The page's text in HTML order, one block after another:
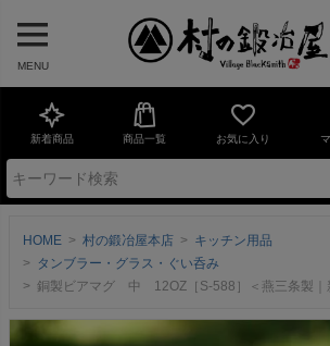
MENU
新着商品 商品一覧 お気に入り
HOME 村の鍛冶屋本店
キッチン用品
タンブラー・グラス・ぐい呑み
銅製ビアマグ 中 12OZ［S-588］＜燕三条製｜新光金属株式会社 コパドア＞焼ける日差しの中や、蒸しかえる夜でも、銅製マグなら注いだ瞬間から飲み物と同じキンキン